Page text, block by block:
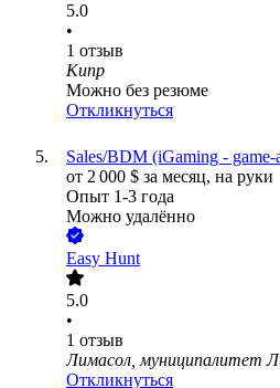
5.0
•
1 отзыв
Кипр
Можно без резюме
Откликнуться
Sales/BDM (iGaming - game-
от 2 000 $ за месяц, на руки
Опыт 1-3 года
Можно удалённо
Easy Hunt
5.0
•
1 отзыв
Лимасол, муниципалитет
Откликнуться